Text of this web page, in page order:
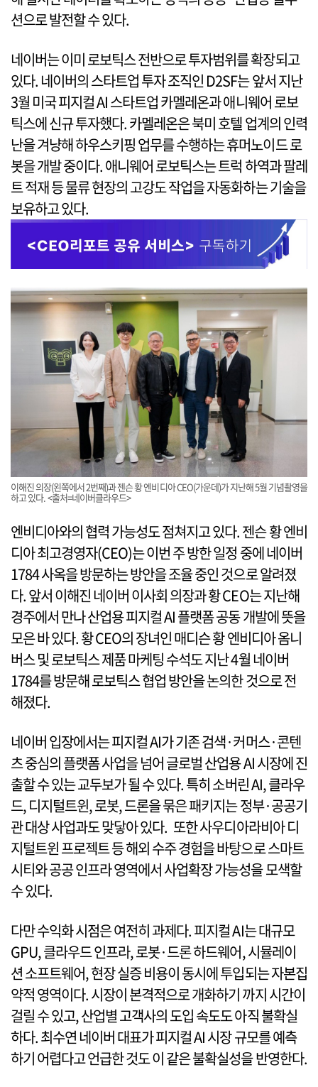
션으로 발전할 수 있다.
네이버는 이미 로보틱스 전반으로 투자범위를 확장되고
있다. 네이버의 스타트업 투자 조직인 D2SF는 앞서 지난
3월 미국 피지컬 AI 스타트업 카멜레온과 애니웨어 로보
틱스에 신규 투자했다. 카멜레온은 북미 호텔 업계의 인력
난을 겨냥해 하우스키핑 업무를 수행하는 휴머노이드 로
봇을 개발 중이다. 애니웨어 로보틱스는 트럭 하역과 팔레
트 적재 등 물류 현장의 고강도 작업을 자동화하는 기술을
보유하고 있다.
이해진 의장(왼쪽에서 2번째)과 젠슨 황 엔비디아 CEO(가운데)가 지난해 5월 기념촬영을
하고 있다. <출처=네이버클라우드>
엔비디아와의 협력 가능성도 점쳐지고 있다. 젠슨 황 엔비
디아 최고경영자(CEO)는 이번 주 방한 일정 중에 네이버
1784 사옥을 방문하는 방안을 조율 중인 것으로 알려졌
다. 앞서 이해진 네이버 이사회 의장과 황 CEO는 지난해
경주에서 만나 산업용 피지컬 AI 플랫폼 공동 개발에 뜻을
모은 바 있다. 황 CEO의 장녀인 매디슨 황 엔비디아 옴니
버스 및 로보틱스 제품 마케팅 수석도 지난 4월 네이버
1784를 방문해 로보틱스 협업 방안을 논의한 것으로 전
해졌다.
네이버 입장에서는 피지컬 AI가 기존 검색·커머스·콘텐
츠 중심의 플랫폼 사업을 넘어 글로벌 산업용 AI 시장에 진
출할 수 있는 교두보가 될 수 있다. 특히 소버린 AI, 클라우
드, 디지털트윈, 로봇, 드론을 묶은 패키지는 정부·공공기
관 대상 사업과도 맞닿아 있다. 또한 사우디아라비아 디
지털트윈 프로젝트 등 해외 수주 경험을 바탕으로 스마트
시티와 공공 인프라 영역에서 사업확장 가능성을 모색할
수 있다.
다만 수익화 시점은 여전히 과제다. 피지컬 AI는 대규모
GPU, 클라우드 인프라, 로봇·드론 하드웨어, 시뮬레이
션 소프트웨어, 현장 실증 비용이 동시에 투입되는 자본집
약적 영역이다. 시장이 본격적으로 개화하기 까지 시간이
걸릴 수 있고, 산업별 고객사의 도입 속도도 아직 불확실
하다. 최수연 네이버 대표가 피지컬 AI 시장 규모를 예측
하기 어렵다고 언급한 것도 이 같은 불확실성을 반영한다.